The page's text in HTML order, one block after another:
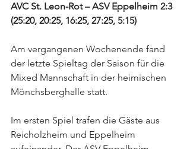
AVC St. Leon-Rot – ASV Eppelheim 2:3
(25:20, 20:25, 16:25, 27:25, 5:15)
Am vergangenen Wochenende fand
der letzte Spieltag der Saison für die
Mixed Mannschaft in der heimischen
Mönchsberghalle statt.
Im ersten Spiel trafen die Gäste aus
Reicholzheim und Eppelheim